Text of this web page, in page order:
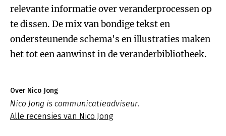
relevante informatie over veranderprocessen op
te dissen. De mix van bondige tekst en
ondersteunende schema's en illustraties maken
het tot een aanwinst in de veranderbibliotheek.
Over Nico Jong
Nico Jong is communicatieadviseur.
Alle recensies van Nico Jong